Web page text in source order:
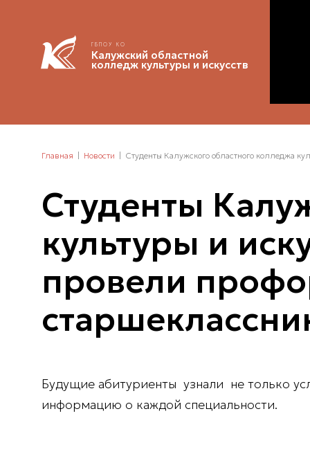
ГБПОУ КО
Калужский областной
колледж культуры и искусств
Главная Новости Студенты Калужского областного колледжа
Студенты
культуры и
провели
Будущие абитуриенты узнали не только
информацию о каждой специальности.